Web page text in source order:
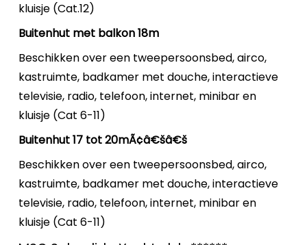
kluisje (Cat.12)
Buitenhut met balkon 18m
Beschikken over een tweepersoonsbed, airco,
kastruimte, badkamer met douche, interactieve
televisie, radio, telefoon, internet, minibar en
kluisje (Cat 6-11)
Buitenhut 17 tot 20mÃ¢â€šâ€š
Beschikken over een tweepersoonsbed, airco,
kastruimte, badkamer met douche, interactieve
televisie, radio, telefoon, internet, minibar en
kluisje (Cat 6-11)